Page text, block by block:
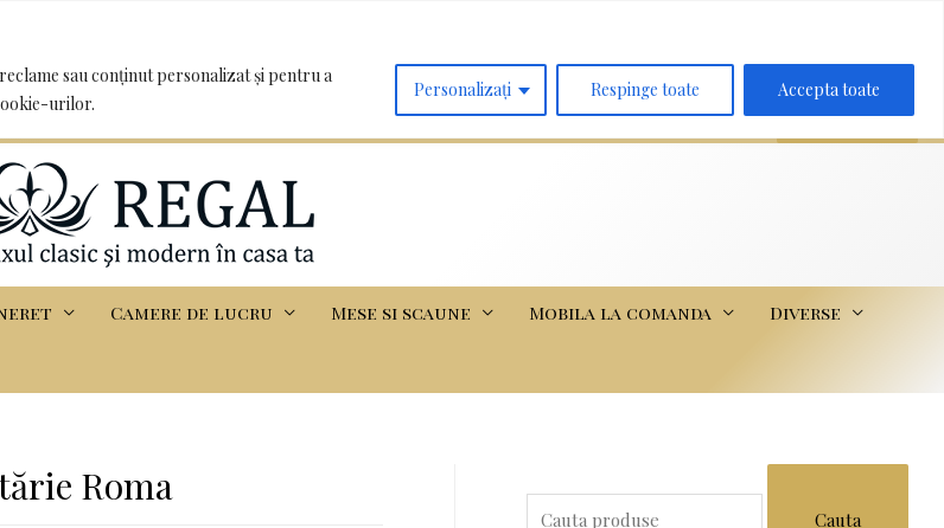
sau conținut personalizat și pentru a
urilor.
Personalizați Respinge toate Accepta toate
Basarabia - Iasi
Camere de lucru Mese si scaune Mobila la comanda Diverse
Roma